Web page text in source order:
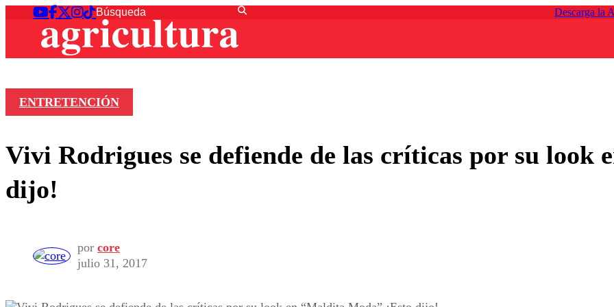
Descarga la
ENTRETENCIÓN
Vivi Rodrigues se defiende de las críticas por su look
dijo!
por core
julio 31, 2017